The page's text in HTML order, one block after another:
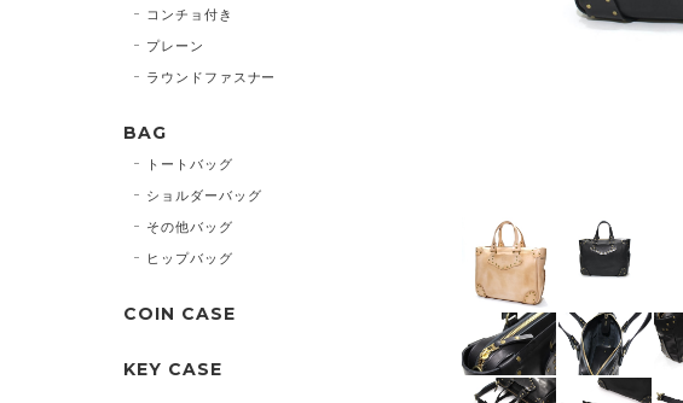
コンチョ付き
プレーン
ラウンドファスナー
BAG
トートバッグ
ショルダーバッグ
その他バッグ
ヒップバッグ
COIN CASE
KEY CASE